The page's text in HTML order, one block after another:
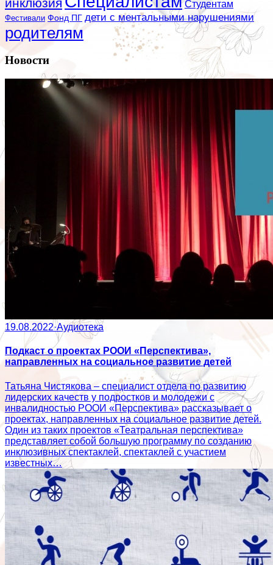
Студентам
Фестивали Фонд ПГ дети с ментальными нарушениями
родителям
Новости
19.08.2022·Аудиотека
Подкаст о проектах РООИ «Перспектива»,
направленных на социальное развитие детей
Татьяна Чистякова – специалист отдела по развитию
лидерских качеств у подростков и молодежи с
инвалидностью РООИ «Перспектива» рассказывает о
проектах, направленных на социальное развитие детей.
Один из таких проектов «Театральная перспектива»
представляет собой большую программу по созданию
инклюзивных спектаклей, спектаклей с участием
известных…